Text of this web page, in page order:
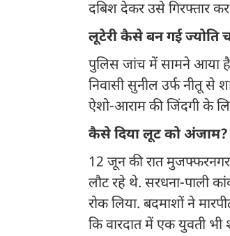
दबिश देकर उसे गिरफ्तार
लूटेरी कैसे बन गई ज्योति
पुलिस जांच में सामने आया है
निवासी सुनील उर्फ नीतू से
ऐशो-आराम की जिंदगी के
कैसे दिया लूट को अंजाम?
12 जून की रात
लौट रहे थे. सरधना-पाली
रोक लिया. बदमाशों ने
कि वारदात में एक युवती भी